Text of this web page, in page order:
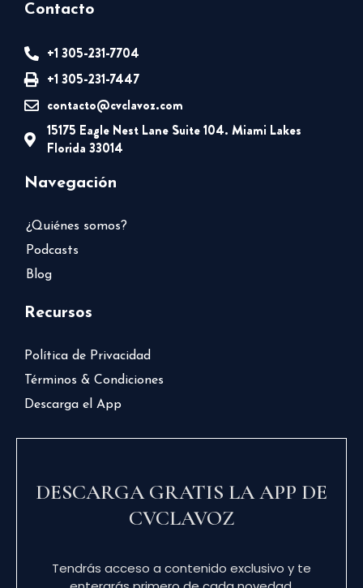
Contacto
+1 305-231-7704
+1 305-231-7447
contacto@cvclavoz.com
15175 Eagle Nest Lane Suite 104. Miami Lakes
Florida 33014
Navegación
¿Quiénes somos?
Podcasts
Blog
Recursos
Política de Privacidad
Términos & Condiciones
Descarga el App
DESCARGA GRATIS LA APP DE
CVCLAVOZ
Tendrás acceso a contenido exclusivo y te